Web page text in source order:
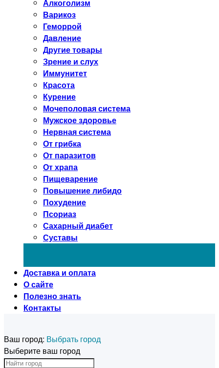
Алкоголизм
Варикоз
Геморрой
Давление
Другие товары
Зрение и слух
Иммунитет
Красота
Курение
Мочеполовая система
Мужское здоровье
Нервная система
От грибка
От паразитов
От храпа
Пищеварение
Повышение либидо
Похудение
Псориаз
Сахарный диабет
Суставы
Доставка и оплата
О сайте
Полезно знать
Контакты
Ваш город: Выбрать город
Выберите ваш город